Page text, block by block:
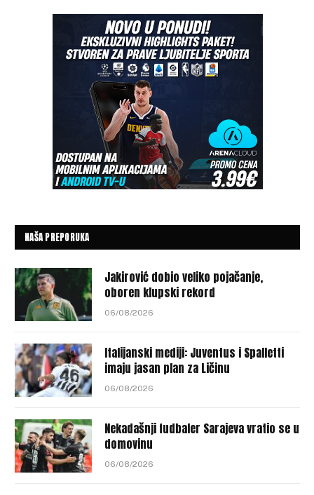
NAŠA PREPORUKA
Jakirović dobio veliko pojačanje,
oboren klupski rekord
06/08/2026
Italijanski mediji: Juventus i Spalletti
imaju jasan plan za Ličinu
06/08/2026
Nekadašnji fudbaler Sarajeva vratio se u
domovinu
06/08/2026